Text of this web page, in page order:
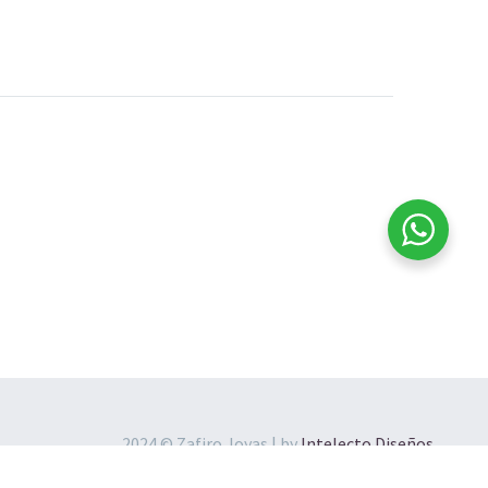
2024 © Zafiro Joyas | byIntelecto Diseños